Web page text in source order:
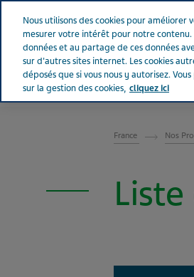
Aller sur Tevapharm
FRANCE
France Nos
Nous utilisons des cookies pour
mesurer votre intérêt pour notre contenu.
données et au partage de ces données
sur d'autres sites internet. Les cookies
déposés que si vous nous y autorisez.
sur la gestion des cookies, cliquez ici